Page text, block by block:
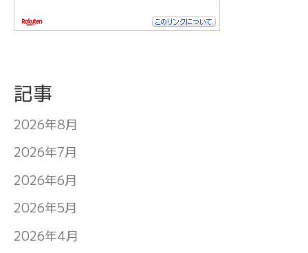
記事
2026年8月
2026年7月
2026年6月
2026年5月
2026年4月